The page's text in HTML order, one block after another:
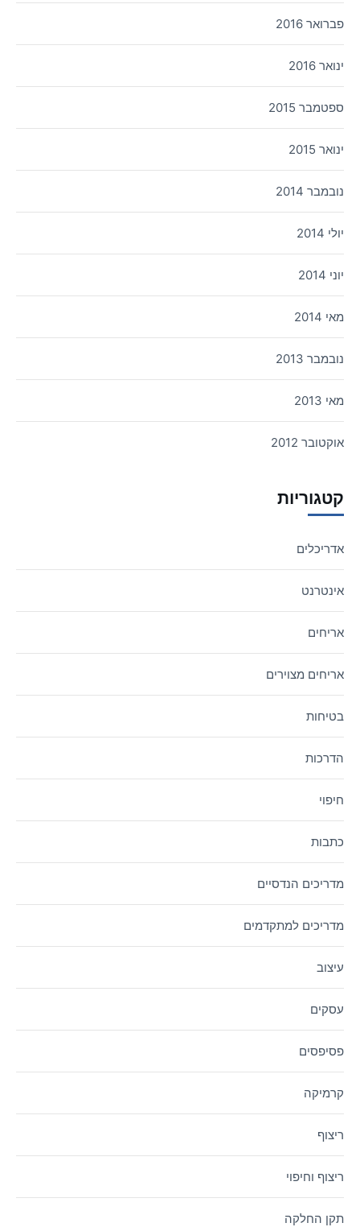
פברואר 2016
ינואר 2016
ספטמבר 2015
ינואר 2015
נובמבר 2014
יולי 2014
יוני 2014
מאי 2014
נובמבר 2013
מאי 2013
אוקטובר 2012
קטגוריות
אדריכלים
אינטרנט
אריחים
אריחים מצוירים
בטיחות
הדרכות
חיפוי
כתבות
מדריכים הנדסיים
מדריכים למתקדמים
עיצוב
עסקים
פסיפסים
קרמיקה
ריצוף
ריצוף וחיפוי
תקן החלקה